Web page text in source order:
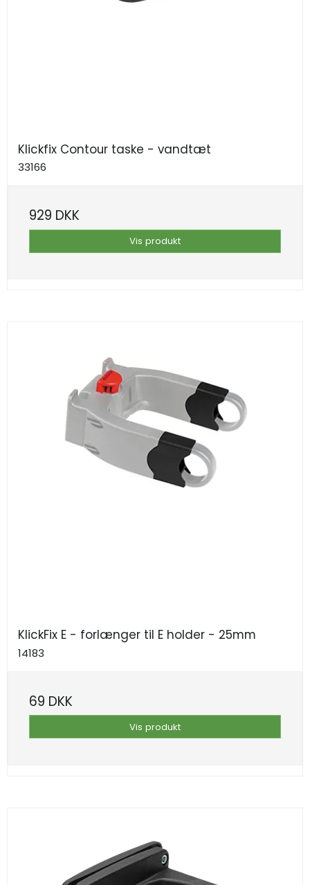
Klickfix Contour taske - vandtæt
33166
929 DKK
Vis produkt
KlickFix E - forlænger til E holder - 25mm
14183
69 DKK
Vis produkt